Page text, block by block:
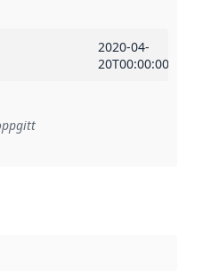
2020-04-
20T00:00:00Z
til ei implementeringsregel eller